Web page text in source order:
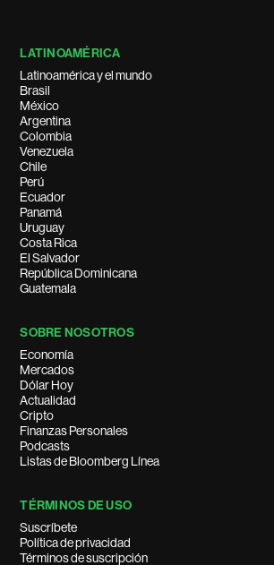
LATINOAMÉRICA
Latinoamérica y el mundo
Brasil
México
Argentina
Colombia
Venezuela
Chile
Perú
Ecuador
Panamá
Uruguay
Costa Rica
El Salvador
República Dominicana
Guatemala
SOBRE NOSOTROS
Economía
Mercados
Dólar Hoy
Actualidad
Cripto
Finanzas Personales
Podcasts
Listas de Bloomberg Línea
TÉRMINOS DE USO
Suscríbete
Política de privacidad
Términos de suscripción